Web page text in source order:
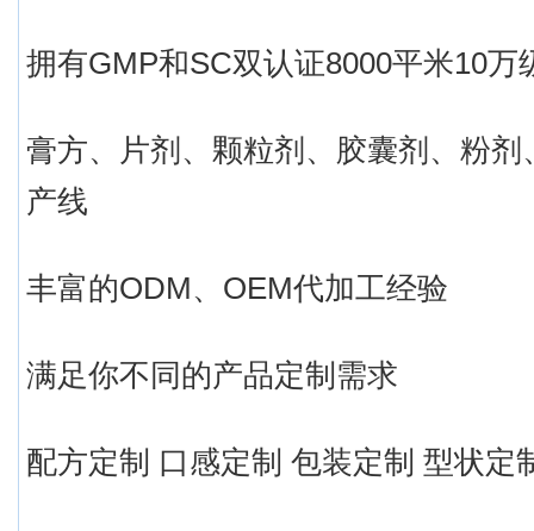
拥有GMP和SC双认证8000平米10万
膏方、片剂、颗粒剂、胶囊剂、粉剂
产线
丰富的ODM、OEM代加工经验
满足你不同的产品定制需求
配方定制 口感定制 包装定制 型状定